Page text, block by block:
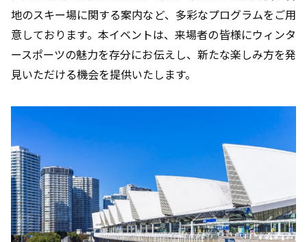
地のスキー場に関する案内など、多彩なプログラムをご用
意しております。本イベントは、来場者の皆様にウィンタ
ースポーツの魅力を存分にお伝えし、新たな楽しみ方を発
見いただける機会を提供いたします。